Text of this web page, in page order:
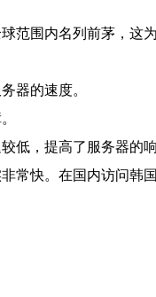
围内名列前茅，这
器的速度。
低，提高了服务器的响
常快。在国内访问